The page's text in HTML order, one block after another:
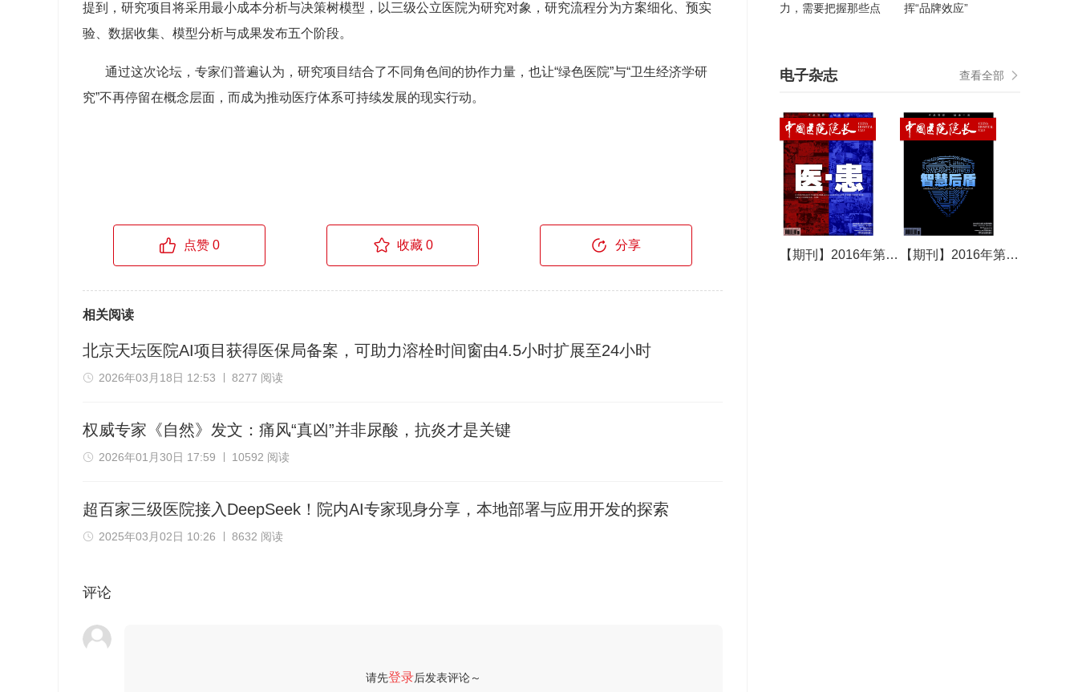
提到，研究项目将采用最小成本分析与决策树模型，以三级公立医院为研究对象，研究流程分为方案细化、预实
验、数据收集、模型分析与成果发布五个阶段。
通过这次论坛，专家们普遍认为，研究项目结合了不同角色间的协作力量，也让“绿色医院”与“卫生经济学研
究”不再停留在概念层面，而成为推动医疗体系可持续发展的现实行动。
点赞 0 收藏 0 分享
相关阅读
北京天坛医院AI项目获得医保局备案，可助力溶栓时间窗由4.5小时扩展至24小时
2026年03月18日 12:53 8277 阅读
权威专家《自然》发文：痛风“真凶”并非尿酸，抗炎才是关键
2026年01月30日 17:59 10592 阅读
超百家三级医院接入DeepSeek！院内AI专家现身分享，本地部署与应用开发的探索
2025年03月02日 10:26 8632 阅读
评论
请先登录后发表评论～
力，需要把握那些点
挥“品牌效应”
电子杂志 查看全部
【期刊】2016年第15期 【期刊】2016年第16期